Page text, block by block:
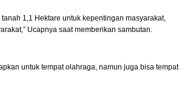
1,1 Hektare untuk kepentingan masyarakat,
Ucapnya saat memberikan sambutan.
untuk tempat olahraga, namun juga bisa tempat